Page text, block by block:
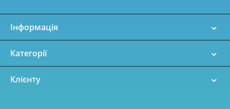
Інформація
Категорії
Клієнту